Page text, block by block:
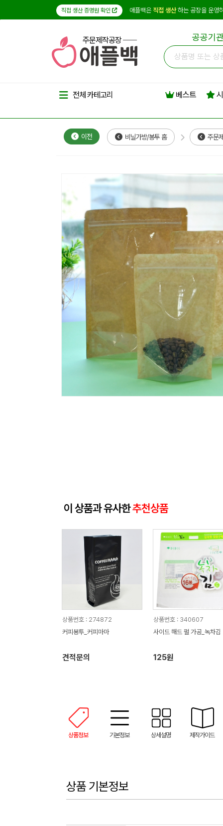
직접 생산 증명원 확인 애플백은 직접 생산하는 공장을 운영
주문제작공장 공공기
전체 카테고리 베스트
이전 비닐가방/봉투 홈 주문
이 상품과 유사한추천상품
상품번호 : 274872
커피봉투_커피마마
견적문의
상품번호 : 340607
사이드 해드 펄 가공_녹차김
125원
상품정보 기본정보 상세설명 제작가이드
상품 기본정보